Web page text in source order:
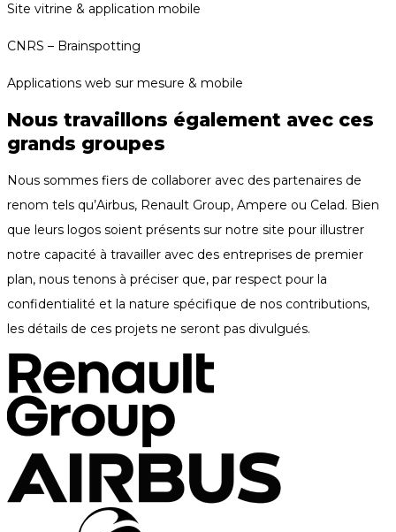
Site vitrine & application mobile
CNRS – Brainspotting
Applications web sur mesure & mobile
Nous travaillons également avec ces
grands groupes
Nous sommes fiers de collaborer avec des partenaires de
renom tels qu’Airbus, Renault Group, Ampere ou Celad. Bien
que leurs logos soient présents sur notre site pour illustrer
notre capacité à travailler avec des entreprises de premier
plan, nous tenons à préciser que, par respect pour la
confidentialité et la nature spécifique de nos contributions,
les détails de ces projets ne seront pas divulgués.